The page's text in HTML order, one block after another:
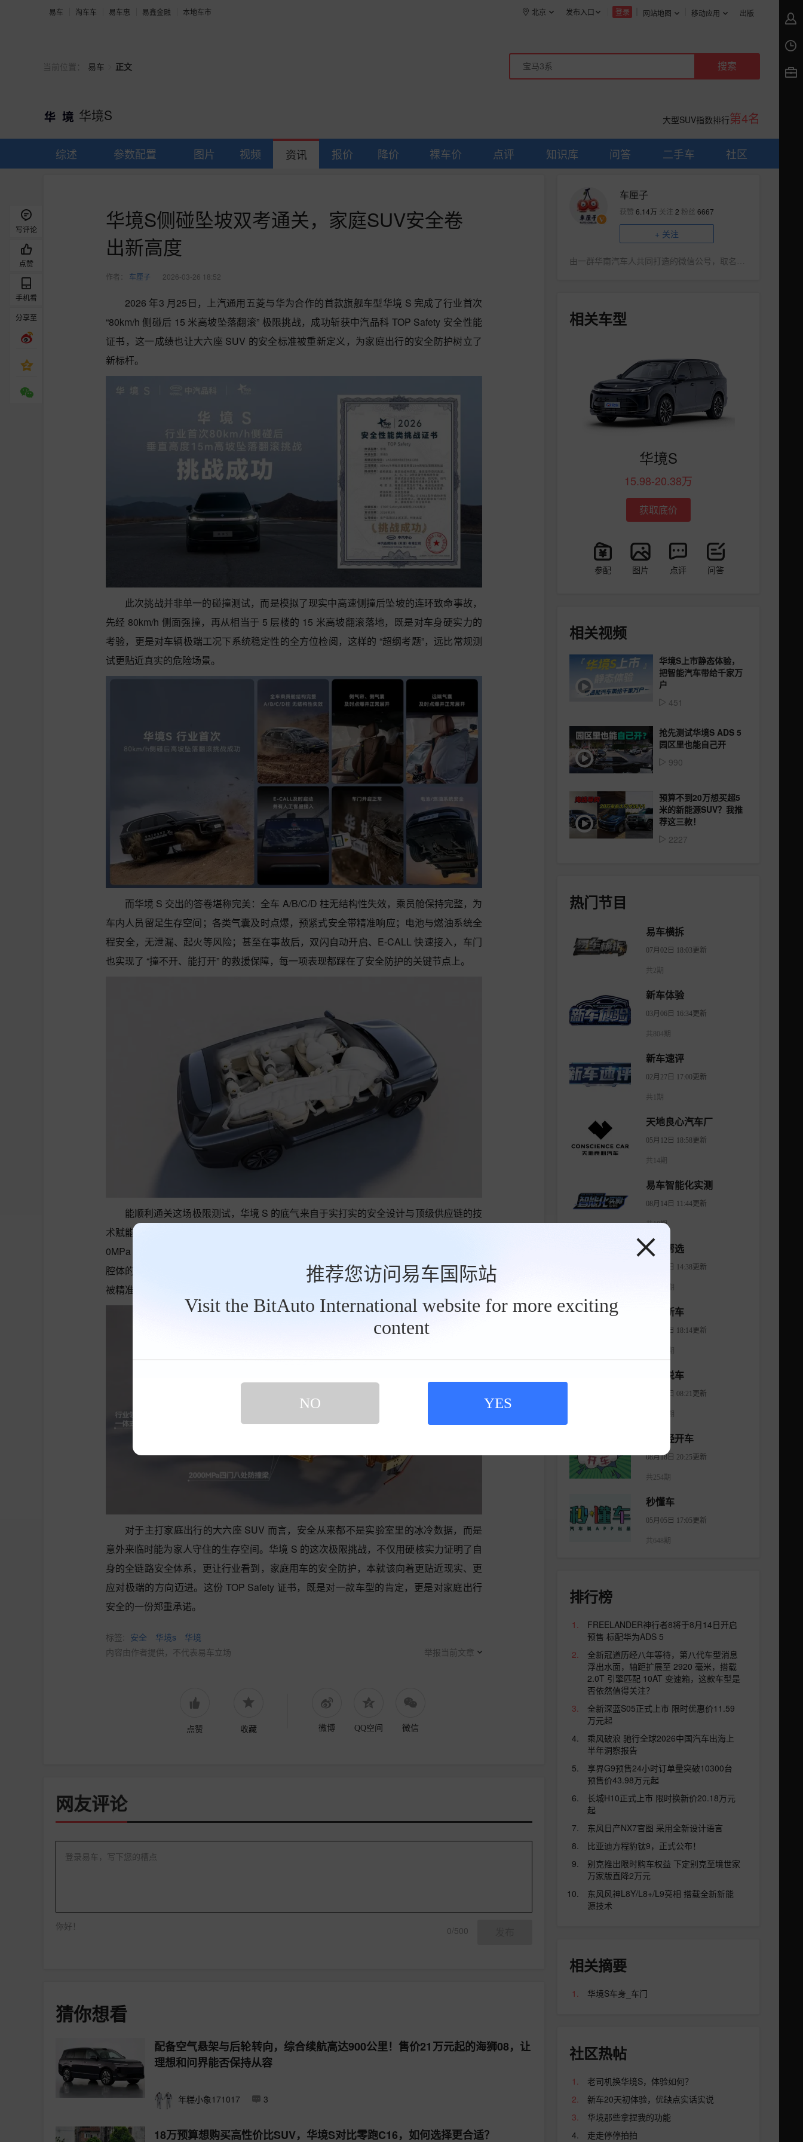
易车 淘车车 易车惠 易鑫金融 本地车市 网站地图 移动应用 出版
登录
发布入口
北京
推荐您访问易车国际站
Visit the BitAuto International website for more exciting
content
NO YES
当前位置： 易车 正文
华境S 大型SUV指数排行第4名
综述 参数配置 图片 视频 资讯 报价 降价 裸车价 点评 知识库 问答 二手车 社区
写评论
点赞
手机看
分享至
华境S侧碰坠坡双考通关，家庭SUV安全卷
出新高度
作者： 车厘子 2026-03-26 18:52
2026 年3 月25日，上汽通用五菱与华为合作的首款旗舰车型华境 S 完成了行业首次
“80km/h 侧碰后 15 米高坡坠落翻滚” 极限挑战，成功斩获中汽品科 TOP Safety 安全性能
证书，这一成绩也让大六座 SUV 的安全标准被重新定义，为家庭出行的安全防护树立了
新标杆。
此次挑战并非单一的碰撞测试，而是模拟了现实中高速侧撞后坠坡的连环致命事故，
先经 80km/h 侧面强撞，再从相当于 5 层楼的 15 米高坡翻滚落地，既是对车身硬实力的
考验，更是对车辆极端工况下系统稳定性的全方位检阅，这样的 “超纲考题”，远比常规测
试更贴近真实的危险场景。
而华境 S 交出的答卷堪称完美：全车 A/B/C/D 柱无结构性失效，乘员舱保持完整，为
车内人员留足生存空间；各类气囊及时点爆，预紧式安全带精准响应；电池与燃油系统全
程安全，无泄漏、起火等风险；甚至在事故后，双闪自动开启、E-CALL 快速接入，车门
也实现了 “撞不开、能打开” 的救援保障，每一项表现都踩在了安全防护的关键节点上。
能顺利通关这场极限测试，华境 S 的底气来自于实打实的安全设计与顶级供应链的技
术赋能。整车 85% 以上的高强钢及铝合金占比，搭配 1500MPa 一体式热成型结构和 200
0MPa 车门防撞梁，五纵十一横六环笼式车身让车身抗冲击、抗扭曲能力拉满；9 气囊 14
腔体的防护矩阵，尤其是三排全覆盖的贯穿式侧气帘和 6 秒超长保压，让每一位乘员都能
被精准守护；宁德时代神炼电池的五 “零” 防护，更是筑牢了新能源车型的核心安全防线。
对于主打家庭出行的大六座 SUV 而言，安全从来都不是实验室里的冰冷数据，而是
意外来临时能为家人守住的生存空间。华境 S 的这次极限挑战，不仅用硬核实力证明了自
身的全链路安全体系，更让行业看到，家庭用车的安全防护，本就该向着更贴近现实、更
应对极端的方向迈进。这份 TOP Safety 证书，既是对一款车型的肯定，更是对家庭出行
安全的一份郑重承诺。
标签: 安全 华境s
华境
内容由作者提供，不代表易车立场
举报当前文章
点赞 收藏 微博 QQ空间 微信
网友评论
登录易车，写下您的槽点
你好！ 0/500
猜你想看
配备空气悬架与后轮转向，综合续航高达900公里！售价21万元起的海狮08，让
理想和问界能否保持从容
年糕小象171017 3
18万预算想购买高性价比SUV，华境S对比零跑C16，如何选择更合适？
车厘子
获赞 6.14万 关注 2 粉丝 6667
+ 关注
由一群华南汽车人共同打造的微信公号，取名车厘子——樱桃在岭南的昵称。汽车圈恰如车厘子，外表高端光鲜，咬过才知酸甜。
相关车型
华境S
15.98-20.38万
获取底价
参配 图片 点评 问答
相关视频
华境S上市静态体验，
把智能汽车带给千家万
户
451
抢先测试华境S ADS 5
园区里也能自己开
990
预算不到20万想买超5
米的新能源SUV？我推
荐这三款！
2227
热门节目
易车横拆
07月02日 18:03更新
共2期
新车体验
03月06日 16:34更新
共804期
新车速评
02月27日 17:00更新
共1期
天地良心汽车厂
05月12日 18:58更新
共14期
易车智能化实测
08月14日 11:44更新
共10期
有车帮选
04月11日 14:38更新
共1474期
智看新车
08月07日 18:14更新
共1176期
大斌说车
08月06日 08:21更新
共2965期
不正经开车
08月18日 20:25更新
共254期
秒懂车
05月05日 17:05更新
共648期
排行榜
FREELANDER神行者8将于8月14日开启
预售 标配华为ADS 5
全新冠道历经八年等待，第八代车型消息
浮出水面，轴距扩展至 2920 毫米，搭载
2.0T 引擎匹配 10AT 变速箱，这款车型是
否依然值得关注？
全新深蓝S05正式上市 限时优惠价11.59
万元起
乘风破浪 驰行全球2026中国汽车出海上
半年洞察报告
享界G9预售24小时订单量突破10300台
预售价43.98万元起
长城H10正式上市 限时换新价20.18万元
起
东风日产NX7官图 采用全新设计语言
比亚迪方程豹钛9，正式公布！
别克推出限时购车权益 下定别克至境世家
万家版直降2万元
东风风神L8Y/L8+/L9亮相 搭载全新新能
源技术
相关摘要
华境S车身_车门
社区热帖
老司机换华境S，体验如何？
新车20天初体验，优缺点实话实说
华境那些拿捏我的功能
走走停停拍拍